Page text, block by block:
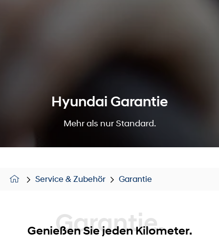
Hyundai Garantie
Mehr als nur Standard.
Service & Zubehör Garantie
Garantie.
Genießen Sie jeden Kilometer.